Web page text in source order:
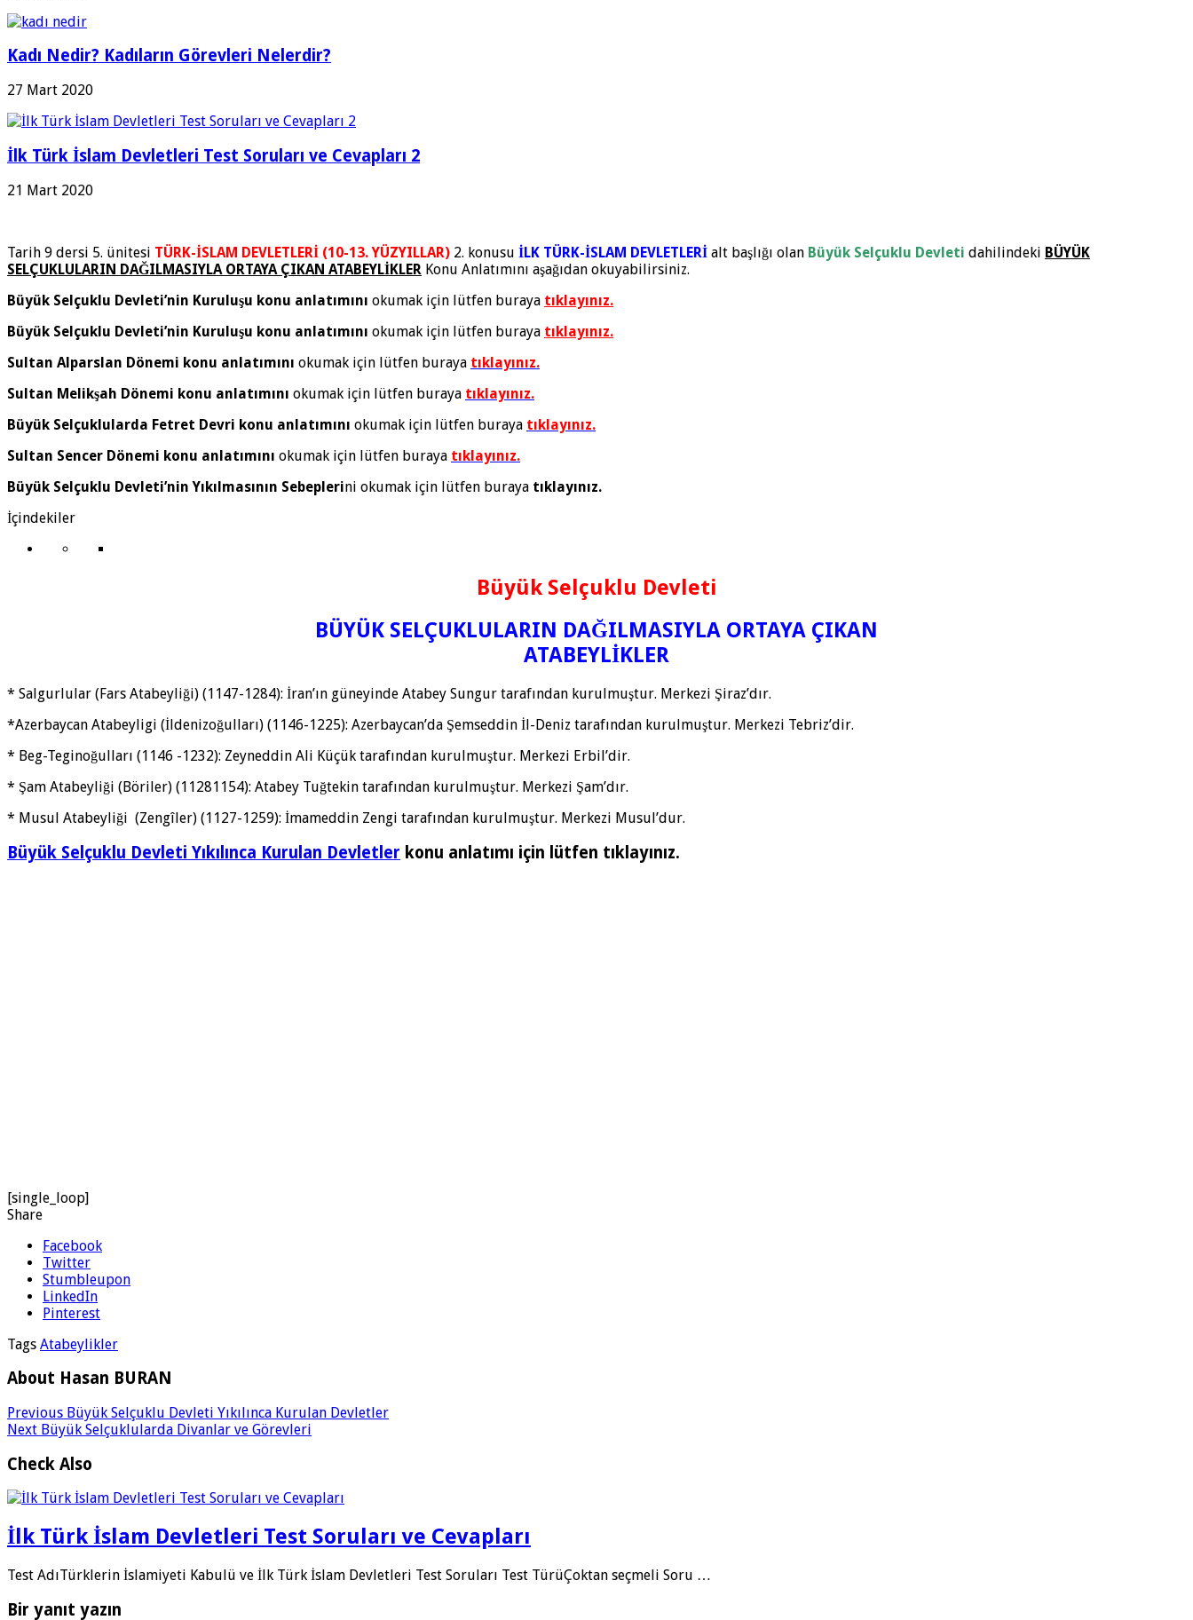
Kadı Nedir? Kadıların Görevleri Nelerdir?
27 Mart 2020
İlk Türk İslam Devletleri Test Soruları ve Cevapları 2
21 Mart 2020
Tarih 9 dersi 5. ünitesi TÜRK-İSLAM DEVLETLERİ (10-13. YÜZYILLAR) 2. konusu İLK TÜRK-İSLAM DEVLETLERİ alt başlığı olan Büyük Selçuklu Devleti dahilindeki BÜYÜK
SELÇUKLULARIN DAĞILMASIYLA ORTAYA ÇIKAN ATABEYLİKLER Konu Anlatımını aşağıdan okuyabilirsiniz.
Büyük Selçuklu Devleti’nin Kuruluşu konu anlatımını okumak için lütfen buraya tıklayınız.
Büyük Selçuklu Devleti’nin Kuruluşu konu anlatımını okumak için lütfen buraya tıklayınız.
Sultan Alparslan Dönemi konu anlatımını okumak için lütfen buraya tıklayınız.
Sultan Melikşah Dönemi konu anlatımını okumak için lütfen buraya tıklayınız.
Büyük Selçuklularda Fetret Devri konu anlatımını okumak için lütfen buraya tıklayınız.
Sultan Sencer Dönemi konu anlatımını okumak için lütfen buraya tıklayınız.
Büyük Selçuklu Devleti’nin Yıkılmasının Sebeplerini okumak için lütfen buraya tıklayınız.
İçindekiler
Büyük Selçuklu Devleti
BÜYÜK SELÇUKLULARIN DAĞILMASIYLA ORTAYA ÇIKAN
ATABEYLİKLER
* Salgurlular (Fars Atabeyliği) (1147-1284): İran’ın güneyinde Atabey Sungur tarafından kurulmuştur. Merkezi Şiraz’dır.
*Azerbaycan Atabeyligi (İldenizoğulları) (1146-1225): Azerbaycan’da Şemseddin İl-Deniz tarafından kurulmuştur. Merkezi Tebriz’dir.
* Beg-Teginoğulları (1146 -1232): Zeyneddin Ali Küçük tarafından kurulmuştur. Merkezi Erbil’dir.
* Şam Atabeyliği (Böriler) (11281154): Atabey Tuğtekin tarafından kurulmuştur. Merkezi Şam’dır.
* Musul Atabeyliği (Zengîler) (1127-1259): İmameddin Zengi tarafından kurulmuştur. Merkezi Musul’dur.
Büyük Selçuklu Devleti Yıkılınca Kurulan Devletler konu anlatımı için lütfen tıklayınız.
[single_loop]
Share
Facebook
Twitter
Stumbleupon
LinkedIn
Pinterest
Tags Atabeylikler
About Hasan BURAN
Previous Büyük Selçuklu Devleti Yıkılınca Kurulan Devletler
Next Büyük Selçuklularda Divanlar ve Görevleri
Check Also
İlk Türk İslam Devletleri Test Soruları ve Cevapları
Test AdıTürklerin İslamiyeti Kabulü ve İlk Türk İslam Devletleri Test Soruları Test TürüÇoktan seçmeli Soru …
Bir yanıt yazın